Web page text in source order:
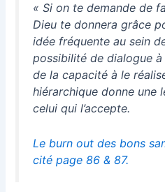
« Si on te demande de
Dieu te donnera grâce
idée fréquente au sein
possibilité de dialogue
de la capacité à le
hiérarchique donne une
celui qui l’accepte.
Le burn out des bons
cité page 86 & 87.